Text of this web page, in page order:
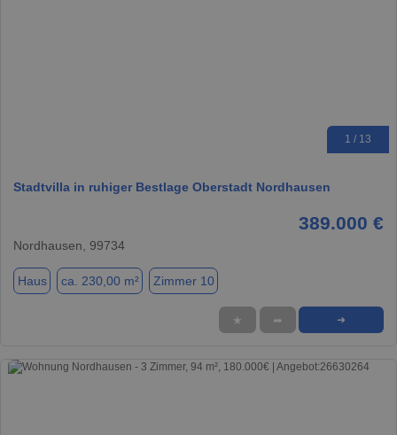
1 / 13
Stadtvilla in ruhiger Bestlage Oberstadt Nordhausen
389.000 €
Nordhausen, 99734
Haus ca. 230,00 m² Zimmer 10
★ ➦ ➜